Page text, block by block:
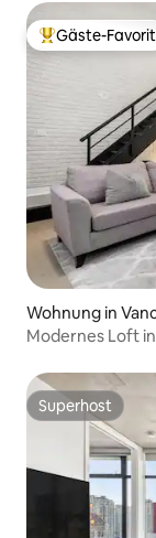
Beliebter
Gäste-Favorit
Wohnung in
Modernes Loft
Superhost
Superhost